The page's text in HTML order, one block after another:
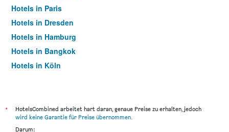
Hotels in Paris
Hotels in Dresden
Hotels in Hamburg
Hotels in Bangkok
Hotels in Köln
*
HotelsCombined arbeitet hart daran, genaue Preise zu erhalten, jedoch
wird keine Garantie für Preise übernommen.
Darum: